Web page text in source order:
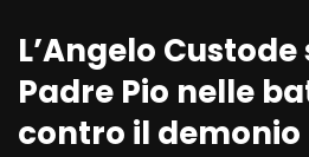
L’Angelo
Padre Pio nelle
contro il demonio